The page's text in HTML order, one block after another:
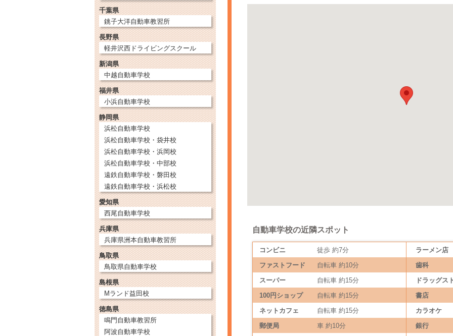
自動車学校の近隣スポット
コンビニ 徒歩 約7分
ラーメン店
ファストフード
自転車 約10分
歯科
スーパー
自転車 約15分
ドラッグス
100円ショップ
自転車 約15分
書店
ネットカフェ
自転車 約15分
カラオケ
郵便局
車 約10分
銀行
千葉県
銚子大洋自動車教習所
長野県
軽井沢西ドライビングスクール
新潟県
中越自動車学校
福井県
小浜自動車学校
静岡県
浜松自動車学校
浜松自動車学校・袋井校
浜松自動車学校・浜岡校
浜松自動車学校・中部校
遠鉄自動車学校・磐田校
遠鉄自動車学校・浜松校
愛知県
西尾自動車学校
兵庫県
兵庫県洲本自動車教習所
鳥取県
鳥取県自動車学校
島根県
Mランド益田校
徳島県
鳴門自動車教習所
阿波自動車学校